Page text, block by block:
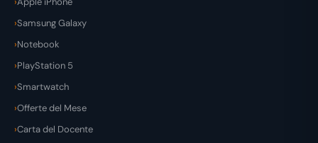
Samsung Galaxy
Notebook
PlayStation 5
Smartwatch
Offerte del Mese
Carta del Docente